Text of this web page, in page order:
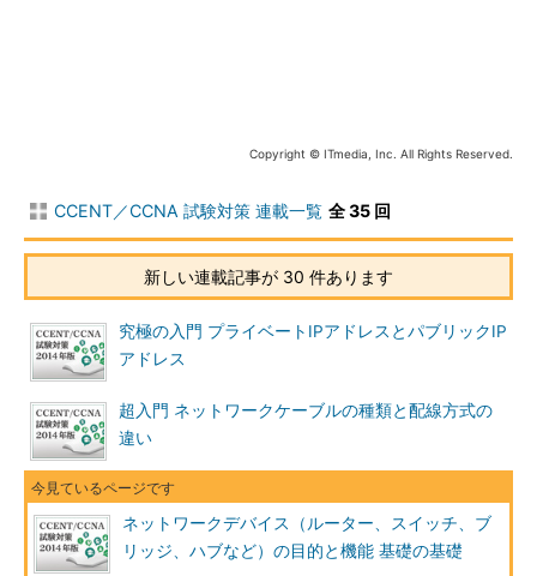
の有無を意識して「リピーターハブ」と呼ぶこともあります。
ブリッジ
ブリッジは「OSI参照モデルの第2層データリンク層で動作す
る機器」といわれています。リピーターと同様に2つのポート
（ケーブルの差し込み口）があります。ブリッジではMACアド
レスを学習します。宛先のMACアドレスを持つ機器がどちらの
ポートにあるか判断し、機器がある方のポートにだけデータを転
送します。データ転送の制御はソフトウェアによる処理のため、
後述のスイッチに比べると処理速度が遅いです。
スイッチ
ブリッジが2つのポートしか持っていないのに対し、スイッチ
Copyright © ITmedia, Inc. All Rights Reserved.
CCENT／CCNA 試験対策 連載一覧 全 35 回
新しい連載記事が 30 件あります
究極の入門 プライベートIPアドレスとパブリックIP
アドレス
超入門 ネットワークケーブルの種類と配線方式の
違い
ネットワークデバイス（ルーター、スイッチ、ブ
リッジ、ハブなど）の目的と機能 基礎の基礎